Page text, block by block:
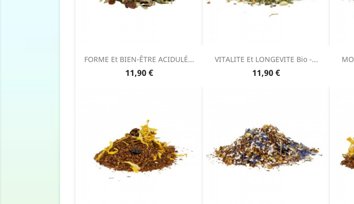
FORME Et BIEN-ÊTRE ACIDULÉ...
Prix
11,90 €
VITALITE Et LONGEVITE Bio -...
Prix
11,90 €